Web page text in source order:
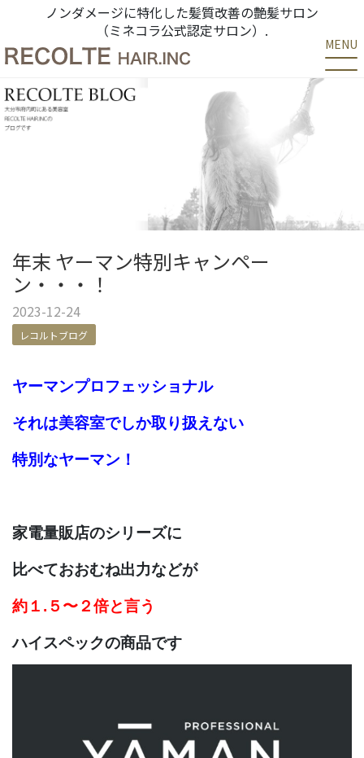
ノンダメージに特化した髪質改善の艶髪サロン
（ミネコラ公式認定サロン）.
MENU
年末 ヤーマン特別キャンペー
ン・・・！
2023-12-24
レコルトブログ
ヤーマンプロフェッショナル
それは美容室でしか取り扱えない
特別なヤーマン！
家電量販店のシリーズに
比べておおむね出力などが
約１.５〜２倍と言う
ハイスペックの商品です